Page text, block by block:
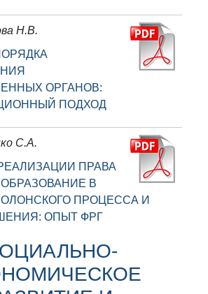
Н.В.
ОРГАНОВ:
ПОДХОД
С.А.
ПРАВА
В
ПРОЦЕССА И
ОПЫТ ФРГ